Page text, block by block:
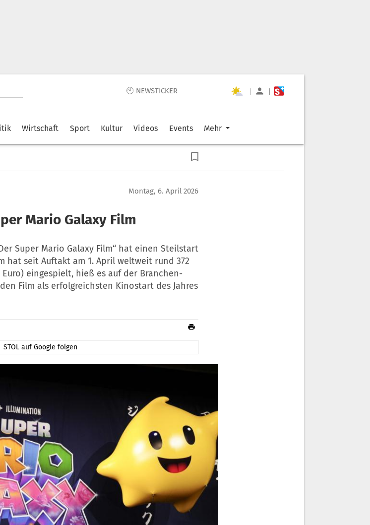
🕙 NEWSTICKER | |
Wirtschaft Sport Kultur Videos Events Mehr
Montag, 6. April 2026
Mario Galaxy Film
Super Mario Galaxy Film“ hat einen Steilstart
hat seit Auftakt am 1. April weltweit rund 372
eingespielt, hieß es auf der Branchen-
Film als erfolgreichsten Kinostart des Jahres
STOL auf Google folgen